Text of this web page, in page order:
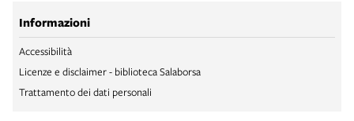
Informazioni
Accessibilità
Licenze e disclaimer - biblioteca Salaborsa
Trattamento dei dati personali